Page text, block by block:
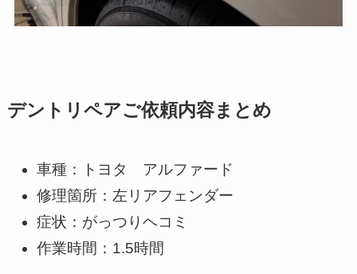
デントリペアご依頼内容まとめ
車種：トヨタ アルファード
修理箇所：左リアフェンダー
症状：がっつりヘコミ
作業時間：1.5時間